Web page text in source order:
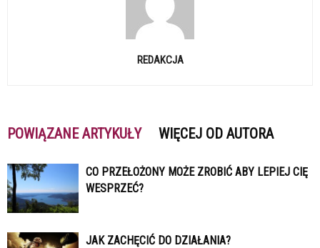
REDAKCJA
POWIĄZANE ARTYKUŁY WIĘCEJ OD AUTORA
CO PRZEŁOŻONY MOŻE ZROBIĆ ABY LEPIEJ CIĘ
WESPRZEĆ?
JAK ZACHĘCIĆ DO DZIAŁANIA?